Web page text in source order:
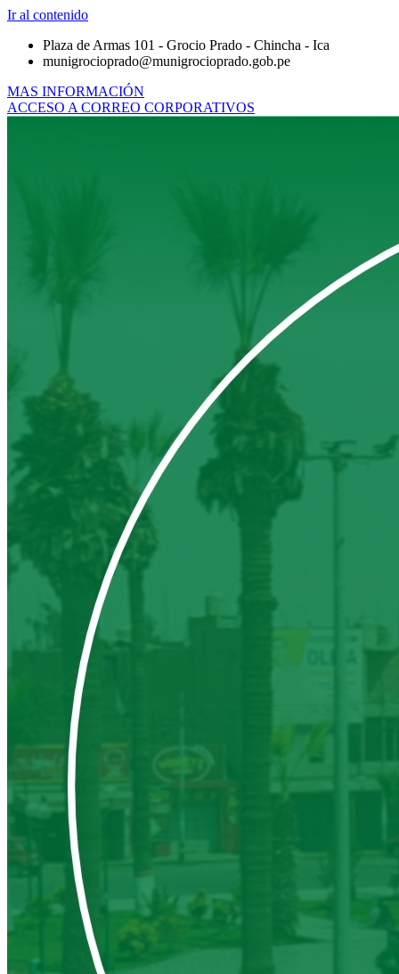
Ir al contenido
Plaza de Armas 101 - Grocio Prado - Chincha - Ica
munigrocioprado@munigrocioprado.gob.pe
MAS INFORMACIÓN
ACCESO A CORREO CORPORATIVOS